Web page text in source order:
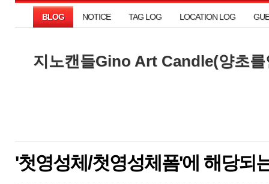
지노캔들Gino Art Candle(양초
지노캔들Gino Art Candle(양초
BLOG
BLOG NOTICE
NOTICE TAG LOG
TAG LOG LOCATION LOG
LOCATION LOG
'첫영성체/첫영성체폼'에 해당되